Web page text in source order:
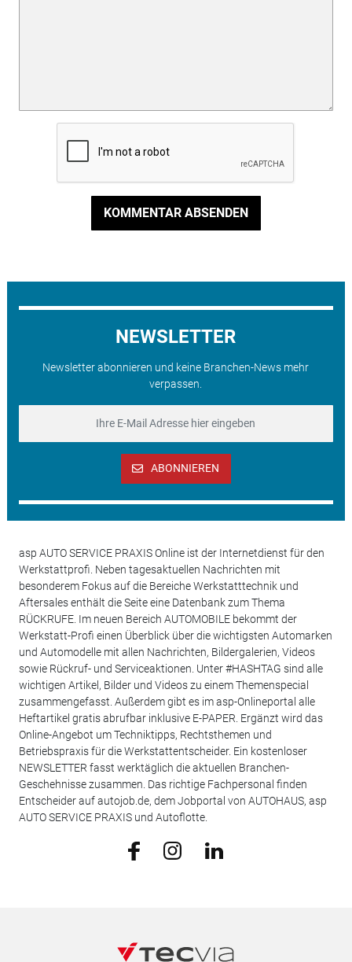
KOMMENTAR ABSENDEN
NEWSLETTER
Newsletter abonnieren und keine Branchen-News mehr
verpassen.
ABONNIEREN
asp AUTO SERVICE PRAXIS Online ist der Internetdienst für den
Werkstattprofi. Neben tagesaktuellen Nachrichten mit
besonderem Fokus auf die Bereiche Werkstatttechnik und
Aftersales enthält die Seite eine Datenbank zum Thema
RÜCKRUFE. Im neuen Bereich AUTOMOBILE bekommt der
Werkstatt-Profi einen Überblick über die wichtigsten Automarken
und Automodelle mit allen Nachrichten, Bildergalerien, Videos
sowie Rückruf- und Serviceaktionen. Unter #HASHTAG sind alle
wichtigen Artikel, Bilder und Videos zu einem Themenspecial
zusammengefasst. Außerdem gibt es im asp-Onlineportal alle
Heftartikel gratis abrufbar inklusive E-PAPER. Ergänzt wird das
Online-Angebot um Techniktipps, Rechtsthemen und
Betriebspraxis für die Werkstattentscheider. Ein kostenloser
NEWSLETTER fasst werktäglich die aktuellen Branchen-
Geschehnisse zusammen. Das richtige Fachpersonal finden
Entscheider auf autojob.de, dem Jobportal von AUTOHAUS, asp
AUTO SERVICE PRAXIS und Autoflotte.